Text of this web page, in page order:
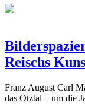
Reischs
Franz August Carl
das Ötztal – um die